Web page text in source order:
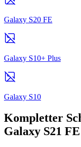
Galaxy S20 FE
Galaxy S10+ Plus
Galaxy S10
Kompletter
Galaxy S21 FE